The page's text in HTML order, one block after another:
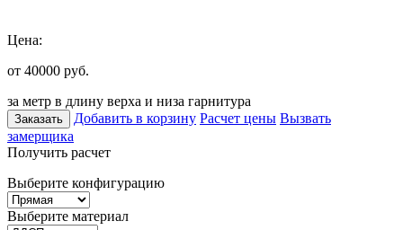
Цена:
от 40000 руб.
за метр в длину верха и низа гарнитура
Заказать Добавить в корзину Расчет цены Вызвать
замерщика
Получить расчет
Выберите конфигурацию
Выберите материал